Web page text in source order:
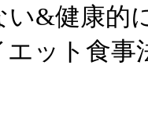
い&健康的
ット食